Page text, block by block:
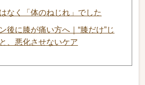
なく「体のねじれ」でした
後に膝が痛い方へ｜“膝だけ”じ
、悪化させないケア